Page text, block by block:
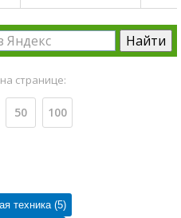
странице:
50 100
техника (5)